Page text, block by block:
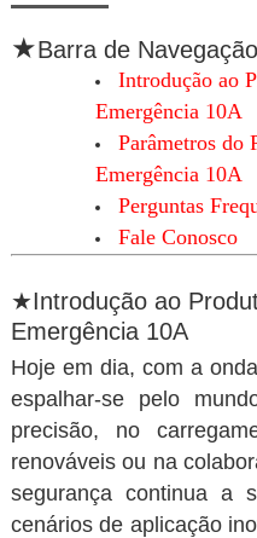
★Barra de Navegação
Introdução ao
Emergência 10A
Parâmetros do
Emergência 10A
Perguntas
Fale Conosco
★Introdução ao
Emergência 10A
Hoje em dia, com a
espalhar-se pelo
precisão, no
renováveis ou na
segurança continua a
cenários de aplicação